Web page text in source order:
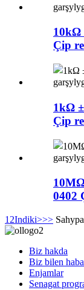
10kΩ
Çip
1kΩ
Çip
0402
1 2Indiki>>>
Biz hakda
Biz bilen
Enjamlar
Senagat